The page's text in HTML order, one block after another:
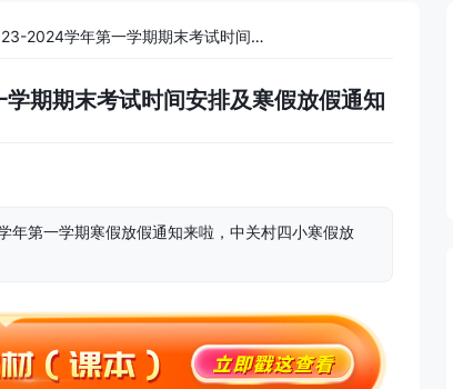
海淀区中关村四小寒假2023-2024学年第一学期期末考试时间安排及寒假放假通知
期期末考试时间安排及寒假放假通知
第一学期寒假放假通知来啦，中关村四小寒假放